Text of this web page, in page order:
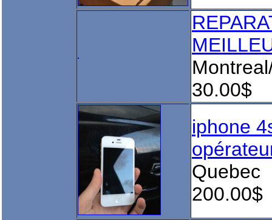
30.00$
iphone
Quebec
200.00$